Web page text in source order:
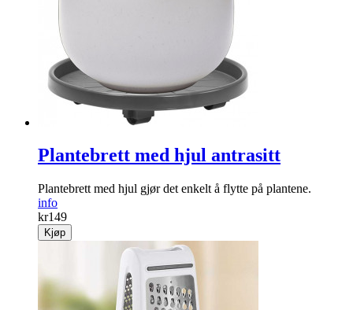
Plantebrett med hjul antrasitt
Plantebrett med hjul gjør det enkelt å flytte på plantene.
info
kr149
Kjøp